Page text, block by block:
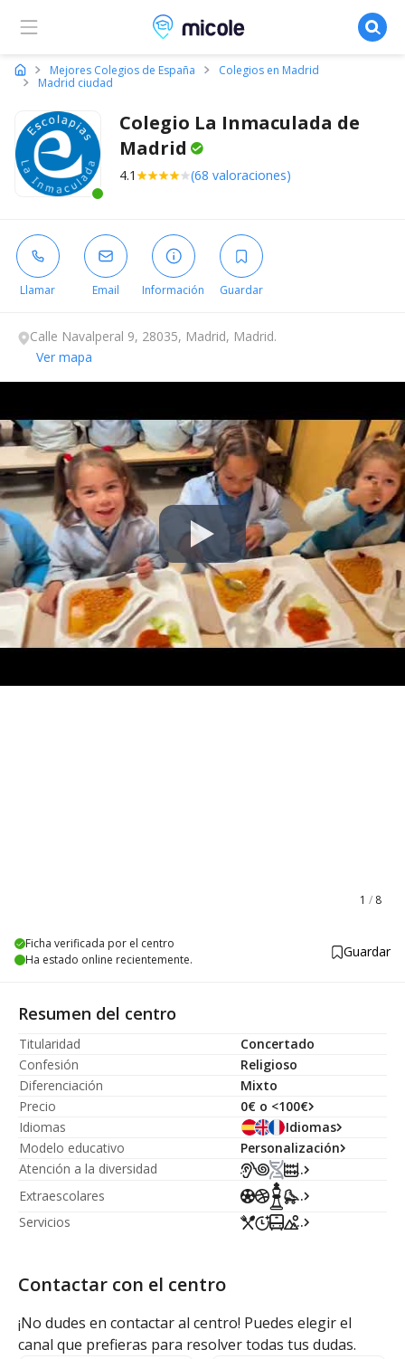
Micole, buscador de colegios
Mejores Colegios de España
Colegios en Madrid
Madrid ciudad
Colegio La Inmaculada de
Madrid
4.1 (68 valoraciones)
Llamar Email Información Guardar
Calle Navalperal 9, 28035, Madrid, Madrid.
Ver mapa
1 / 8
Ficha verificada por el centro
Ha estado online recientemente.
Guardar
Resumen del centro
Titularidad
Concertado
Confesión
Religioso
Diferenciación
Mixto
Precio
0€ o <100€
Idiomas
Idiomas
Modelo educativo
Personalización
Atención a la diversidad
...
Extraescolares
...
Servicios
...
Contactar con el centro
¡No dudes en contactar al centro! Puedes elegir el
canal que prefieras para resolver todas tus dudas.